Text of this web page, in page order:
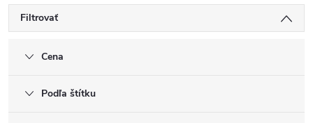
Filtrovať
Cena
Podľa štítku